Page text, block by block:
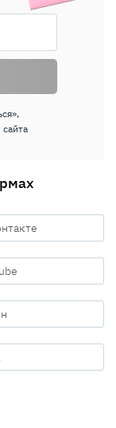
сайта